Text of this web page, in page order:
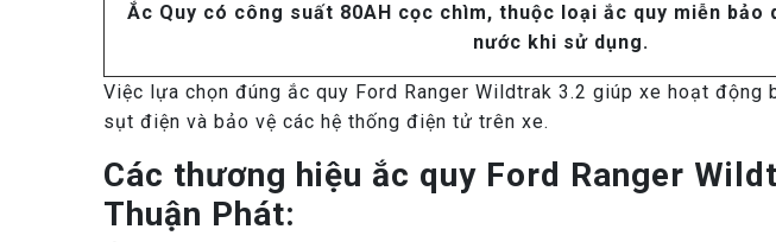
Ắc Quy có công suất 80AH cọc chìm, thuộc loại ắc quy miễn bảo
nước khi sử dụng.
Việc lựa chọn đúng ắc quy Ford Ranger Wildtrak 3.2 giúp xe hoạt động
sụt điện và bảo vệ các hệ thống điện tử trên xe.
Các thương hiệu ắc quy Ford Ranger
Thuận Phát: